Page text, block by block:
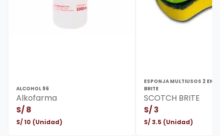
ALCOHOL 96
Alkofarma
S/8
S/10 (Unidad)
ESPONJA MULTIUSOS 2 EN 1
BRITE
SCOTCH BRITE
S/3
S/ 3.5 (Unidad)